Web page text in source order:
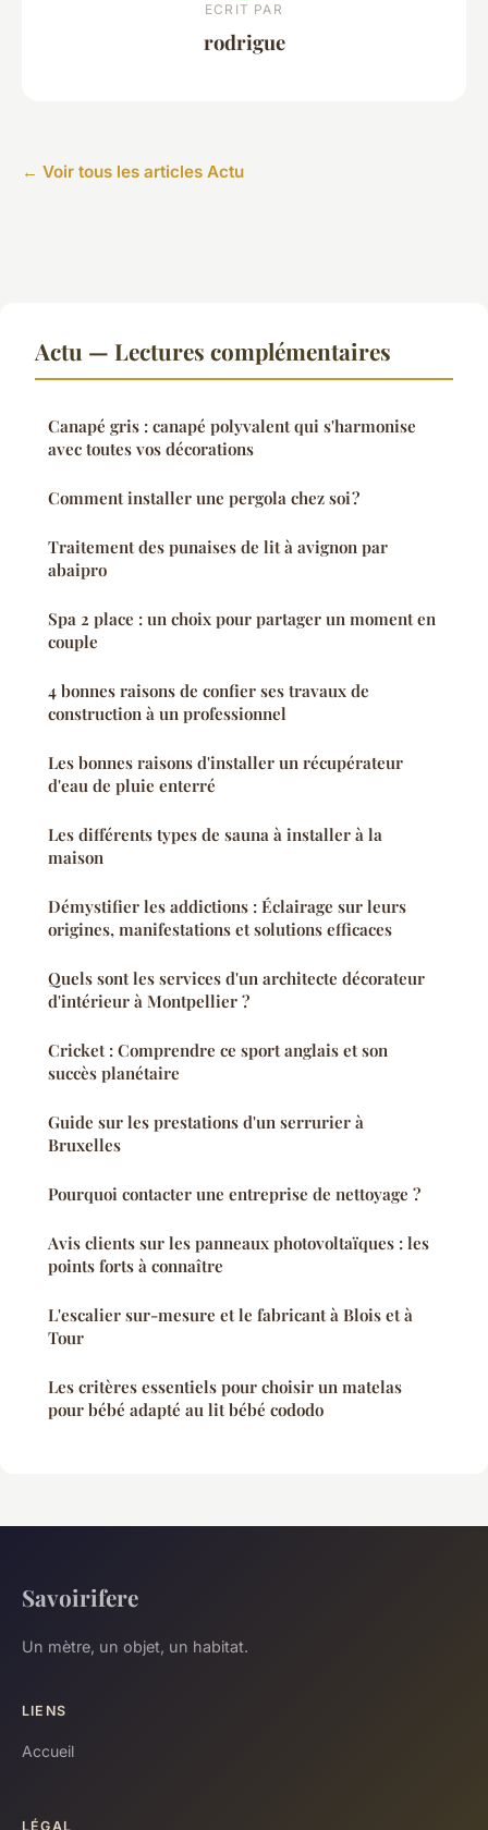
ECRIT PAR
rodrigue
← Voir tous les articles Actu
Actu — Lectures complémentaires
Canapé gris : canapé polyvalent qui s'harmonise
avec toutes vos décorations
Comment installer une pergola chez soi ?
Traitement des punaises de lit à avignon par
abaipro
Spa 2 place : un choix pour partager un moment en
couple
4 bonnes raisons de confier ses travaux de
construction à un professionnel
Les bonnes raisons d'installer un récupérateur
d'eau de pluie enterré
Les différents types de sauna à installer à la
maison
Démystifier les addictions : Éclairage sur leurs
origines, manifestations et solutions efficaces
Quels sont les services d'un architecte décorateur
d'intérieur à Montpellier ?
Cricket : Comprendre ce sport anglais et son
succès planétaire
Guide sur les prestations d'un serrurier à
Bruxelles
Pourquoi contacter une entreprise de nettoyage ?
Avis clients sur les panneaux photovoltaïques : les
points forts à connaître
L'escalier sur-mesure et le fabricant à Blois et à
Tour
Les critères essentiels pour choisir un matelas
pour bébé adapté au lit bébé cododo
Savoirifere
Un mètre, un objet, un habitat.
LIENS
Accueil
LÉGAL